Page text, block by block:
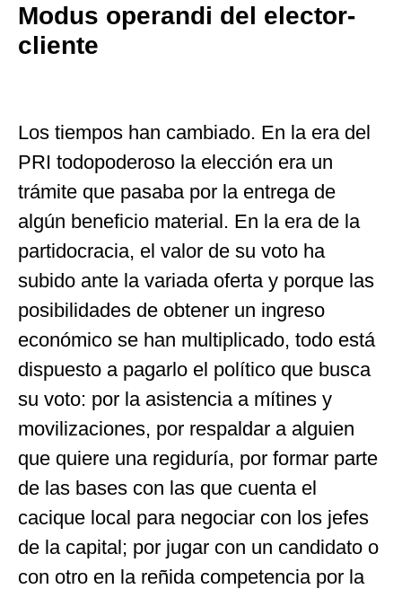
Modus operandi del elector-
cliente
Los tiempos han cambiado. En la era del
PRI todopoderoso la elección era un
trámite que pasaba por la entrega de
algún beneficio material. En la era de la
partidocracia, el valor de su voto ha
subido ante la variada oferta y porque las
posibilidades de obtener un ingreso
económico se han multiplicado, todo está
dispuesto a pagarlo el político que busca
su voto: por la asistencia a mítines y
movilizaciones, por respaldar a alguien
que quiere una regiduría, por formar parte
de las bases con las que cuenta el
cacique local para negociar con los jefes
de la capital; por jugar con un candidato o
con otro en la reñida competencia por la